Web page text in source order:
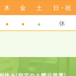
木 金 土 日・祝
● ● ▲ 休